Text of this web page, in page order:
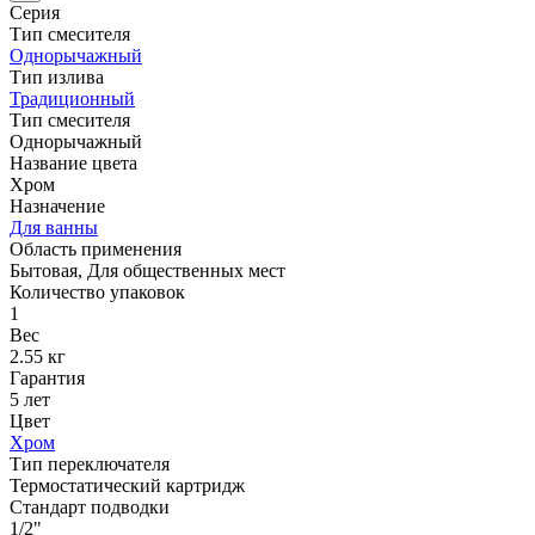
Серия
Тип смесителя
Однорычажный
Тип излива
Традиционный
Тип смесителя
Однорычажный
Название цвета
Хром
Назначение
Для ванны
Область применения
Бытовая, Для общественных мест
Количество упаковок
1
Вес
2.55 кг
Гарантия
5 лет
Цвет
Хром
Тип переключателя
Термостатический картридж
Стандарт подводки
1/2"